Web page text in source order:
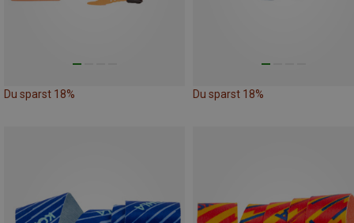
Du sparst 18% Du sparst 18%